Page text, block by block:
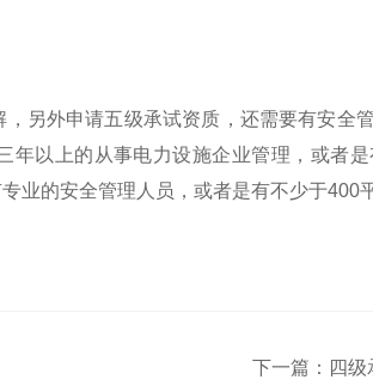
另外申请五级承试资质，还需要有安全
年以上的从事电力设施企业管理，或者
业的安全管理人员，或者是有不少于400
下一篇： 四